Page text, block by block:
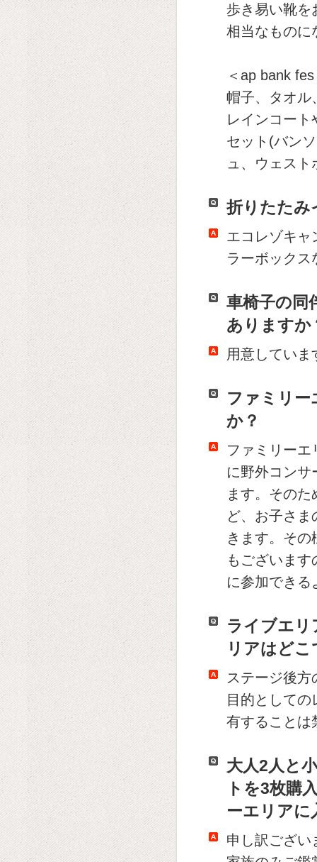
歩き易い靴を
相当なものに
＜ap bank
帽子、タオル
レインコー
セット(バン
ュ、ウェス
折りたたみ
エコレゾキャ
ラーボックス
車椅子の同
ありますか
用意していま
ファミリー
か？
ファミリーエ
に野外コンサ
ます。その
ど、お子さ
きます。そ
もございま
に参加できる
ライブエリ
リアはど
ステージ後
目的として
有することは
大人2人と
トを3枚購
ーエリアに
申し訳ござい